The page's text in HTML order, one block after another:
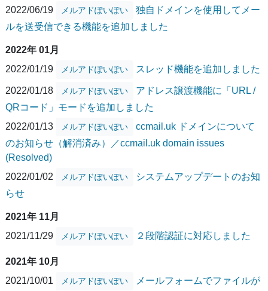
2022/06/19
メルアドぽいぽい
独自ドメインを使用してメー
ルを送受信できる機能を追加しました
2022年 01月
2022/01/19
メルアドぽいぽい スレッド機能を追加しました
2022/01/18 メルアドぽいぽい
アドレス譲渡機能に「URL /
QRコード」モードを追加しました
2022/01/13
メルアドぽいぽい
ccmail.uk ドメインについて
のお知らせ（解消済み）／ccmail.uk domain issues
(Resolved)
2022/01/02
メルアドぽいぽい
システムアップデートのお知
らせ
2021年 11月
2021/11/29
メルアドぽいぽい ２段階認証に対応しました
2021年 10月
2021/10/01
メルアドぽいぽい
メールフォームでファイルが